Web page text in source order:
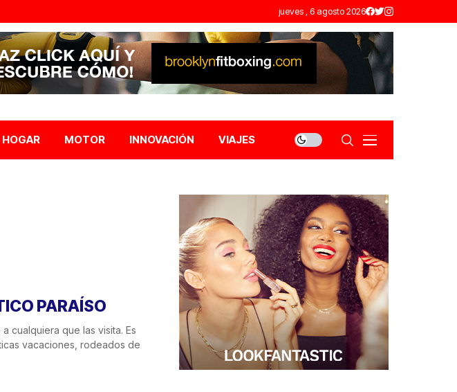
jueves , 6 agosto 2026
HOGAR MOTOR INNOVACIÓN VIAJES
PARAÍSO
cualquiera que las visita. Es
vacaciones, rodeados de